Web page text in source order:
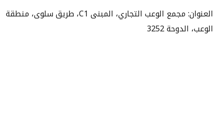
العنوان: مجمع الوعب التجاري، المبنى C1، طريق سلوى، منطقة
الوعب، الدوحة 3252